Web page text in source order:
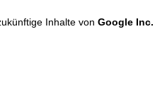
Inhalte von Google Inc.